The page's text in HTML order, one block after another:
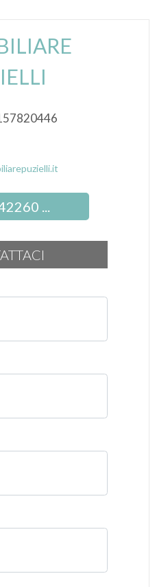
: A norma
...